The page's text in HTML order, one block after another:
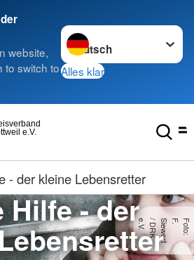
website,
to switch to
Sprache wechseln zu
Alles klar
e.V.
- der kleine Lebensretter
F
o
t
o
:
F
.
S
ie
w
e
r
t
/
D
R
K
e
.
V
.
Hilfe - der